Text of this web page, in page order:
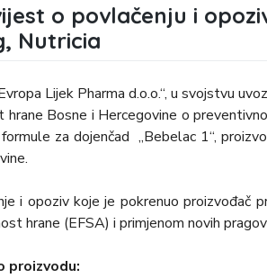
o povlačenju i
Nutricia
Lijek Pharma d.o.o.“, u svojstvu
hrane Bosne i Hercegovine o
za dojenčad „Bebelac 1“,
i opoziv koje je pokrenuo proizvođač
hrane (EFSA) i primjenom novih
proizvodu: